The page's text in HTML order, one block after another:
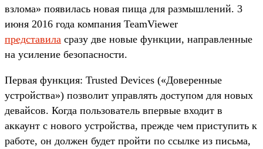
взлома» появилась новая пища для размышлений. 3
июня 2016 года компания TeamViewer
представила сразу две новые функции, направленные
на усиление безопасности.
Первая функция: Trusted Devices («Доверенные
устройства») позволит управлять доступом для новых
девайсов. Когда пользователь впервые входит в
аккаунт с нового устройства, прежде чем приступить к
работе, он должен будет пройти по ссылке из письма,